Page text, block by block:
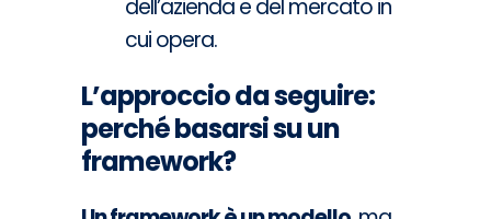
dell’azienda e del mercato in
cui opera.
L’approccio da seguire:
perché basarsi su un
framework?